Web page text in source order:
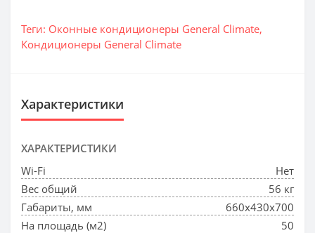
Теги: Оконные кондиционеры General Climate,
Кондиционеры General Climate
Характеристики
ХАРАКТЕРИСТИКИ
Wi-Fi
Нет
Вес общий
56 кг
Габариты, мм
660x430x700
На площадь (м2)
50